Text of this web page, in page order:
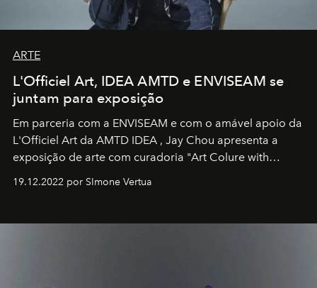
ARTE
L'Officiel Art, IDEA AMTD e ENVISEAM se
juntam para exposição
Em parceria com a ENVISEAM e com o amável apoio da
L'Officiel Art da AMTD IDEA , Jay Chou apresenta a
exposição de arte com curadoria "Art Colure with
19.12.2022 por SImone Vertua